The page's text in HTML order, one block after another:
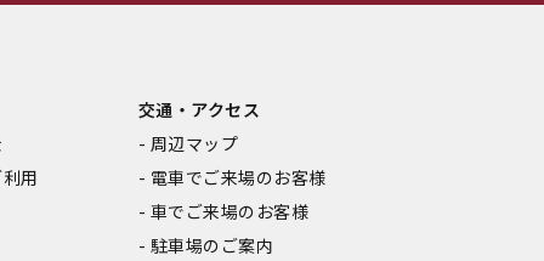
用
交通・アクセス
周辺マップ
電車でご来場のお客様
車でご来場のお客様
駐車場のご案内